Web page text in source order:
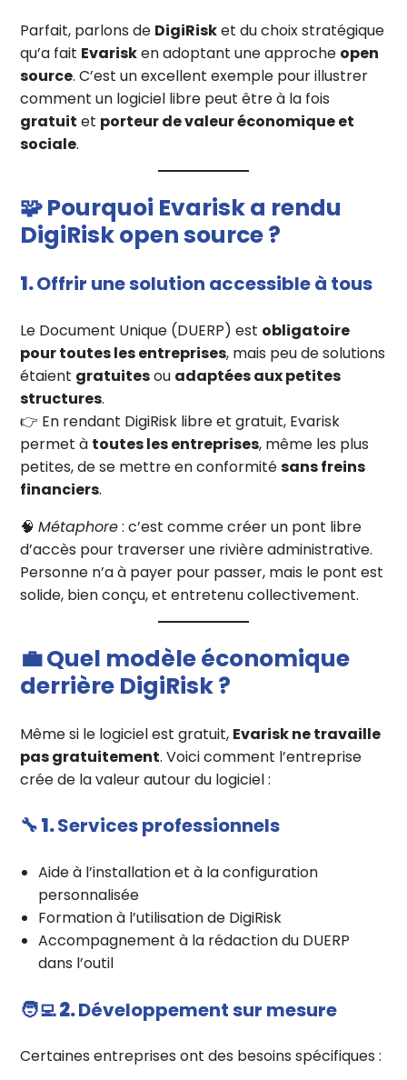
Parfait, parlons de DigiRisket du choix stratégique
qu’a fait Evarisken adoptant une approche open
source. C’est un excellent exemple pour illustrer
comment un logiciel libre peut être à la fois
gratuit et porteur de valeur économique et
sociale.
🧩Pourquoi Evarisk a rendu
DigiRisk open source ?
1.Offrir une solution accessible à tous
Le Document Unique (DUERP) est obligatoire
pour toutes les entreprises, mais peu de solutions
étaient gratuitesou adaptées aux petites
structures.
👉 En rendant DigiRisk libre et gratuit, Evarisk
permet à toutes les entreprises, même les plus
petites, de se mettre en conformitésans freins
financiers.
🧠Métaphore: c’est comme créer un pont libre
d’accès pour traverser une rivière administrative.
Personne n’a à payer pour passer, mais le pont est
solide, bien conçu, et entretenu collectivement.
💼Quel modèle économique
derrière DigiRisk ?
Même si le logiciel est gratuit, Evarisk ne travaille
pas gratuitement. Voici comment l’entreprise
crée de la valeur autour du logiciel :
🔧 1.Services professionnels
Aide à l’installation et à la configuration
personnalisée
Formation à l’utilisation de DigiRisk
Accompagnement à la rédaction du DUERP
dans l’outil
🧑‍💻 2.Développement sur mesure
Certaines entreprises ont des besoins spécifiques :